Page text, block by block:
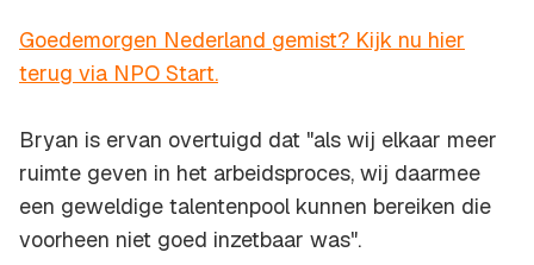
Goedemorgen Nederland gemist? Kijk nu hier
terug via NPO Start.
Bryan is ervan overtuigd dat "als wij elkaar meer
ruimte geven in het arbeidsproces, wij daarmee
een geweldige talentenpool kunnen bereiken die
voorheen niet goed inzetbaar was".